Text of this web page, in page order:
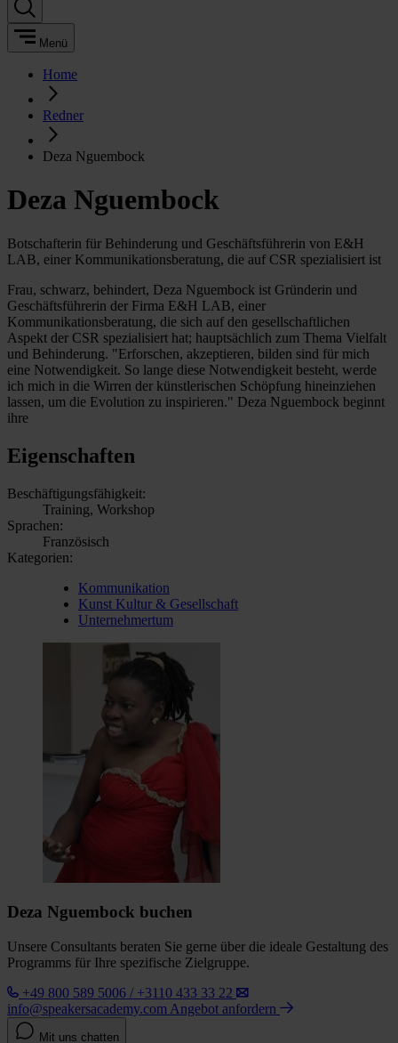
Menü
Home
Redner
Deza Nguembock
Deza Nguembock
Botschafterin für Behinderung und Geschäftsführerin von E&H
LAB, einer Kommunikationsberatung, die auf CSR spezialisiert ist
Frau, schwarz, behindert, Deza Nguembock ist Gründerin und
Geschäftsführerin der Firma E&H LAB, einer
Kommunikationsberatung, die sich auf den gesellschaftlichen
Aspekt der CSR spezialisiert hat; hauptsächlich zum Thema Vielfalt
und Behinderung. "Erforschen, akzeptieren, bilden sind für mich
eine Notwendigkeit. So lange diese Notwendigkeit besteht, werde
ich mich in die Wirren der künstlerischen Schöpfung hineinziehen
lassen, um die Evolution zu inspirieren." Deza Nguembock beginnt
ihre
Eigenschaften
Beschäftigungsfähigkeit:
Training, Workshop
Sprachen:
Französisch
Kategorien:
Kommunikation
Kunst Kultur & Gesellschaft
Unternehmertum
Deza Nguembock buchen
Unsere Consultants beraten Sie gerne über die ideale Gestaltung des
Programms für Ihre spezifische Zielgruppe.
+49 800 589 5006 / +3110 433 33 22
info@speakersacademy.com Angebot anfordern
Mit uns chatten